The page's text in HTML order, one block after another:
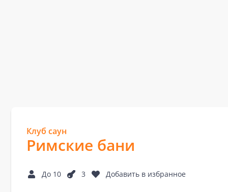
Клуб саун
Римские бани
До 10 3 Добавить в избранное